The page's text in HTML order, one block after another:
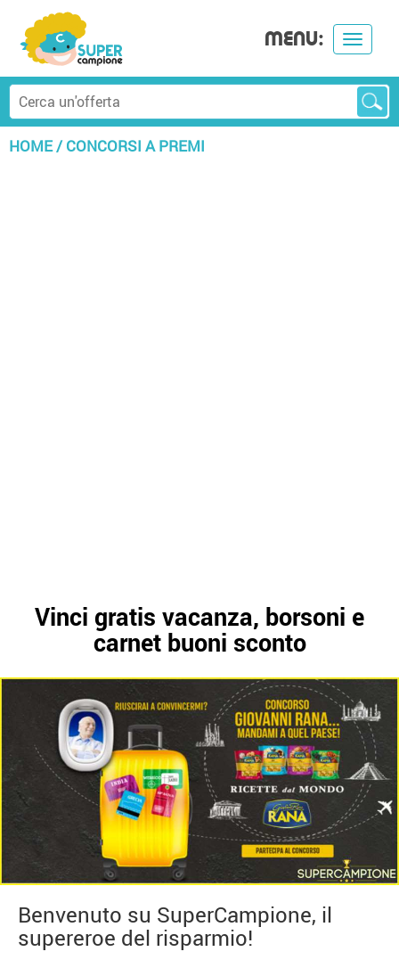
Toggle
MENU:
HOME/CONCORSI A PREMI
Vinci gratis vacanza, borsoni e
carnet buoni sconto
Benvenuto su SuperCampione, il
supereroe del risparmio!